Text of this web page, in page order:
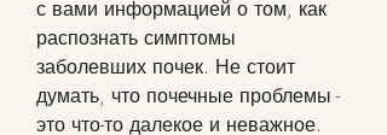
с вами информацией о том, как
распознать симптомы
заболевших почек. Не стоит
думать, что почечные проблемы -
это что-то далекое и неважное.